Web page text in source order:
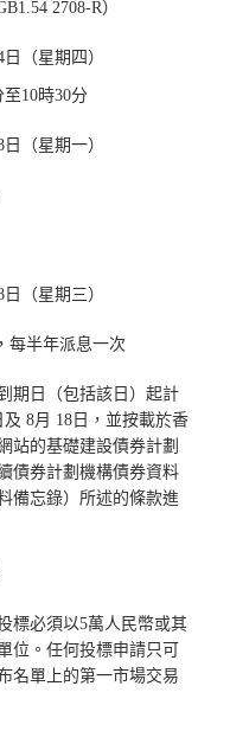
2708-R）
（星期四）
至10時30分
（星期一）
（星期三）
每半年派息一次
期日（包括該日）起計
及 8月 18日，並按載於香
站的基礎建設債券計劃
債券計劃機構債券資料
備忘錄）所述的條款進
標必須以5萬人民幣或其
位。任何投標申請只可
名單上的第一市場交易